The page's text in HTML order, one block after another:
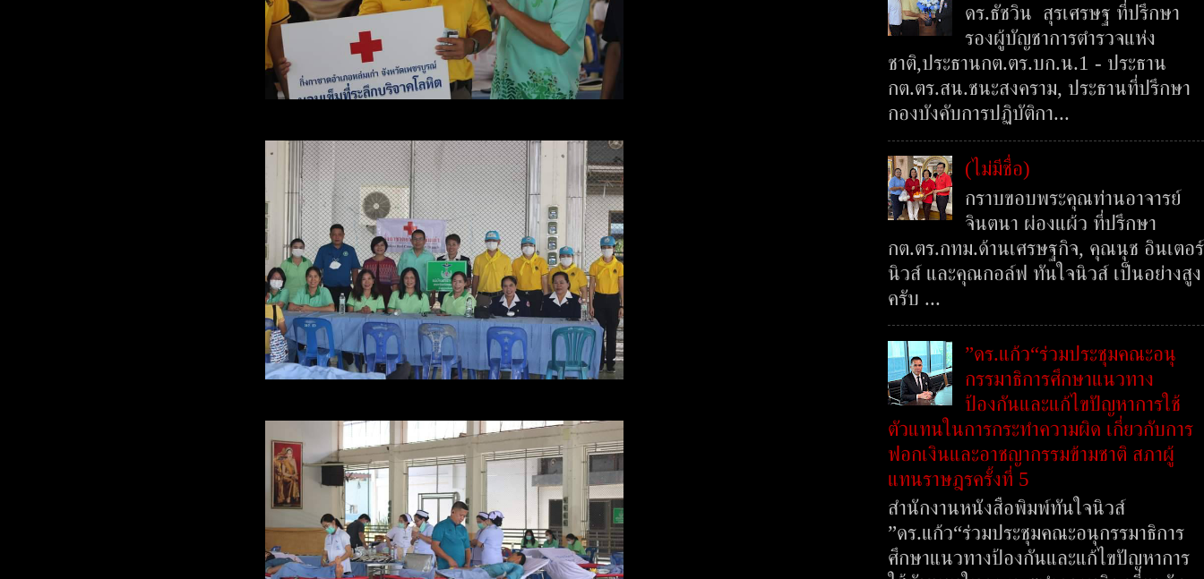
ดร.ธัชวิน สุรเศรษฐ ที่ปรึกษา
รองผู้บัญชาการตำรวจแห่ง
ชาติ,ประธานกต.ตร.บก.น.1 - ประธาน
กต.ตร.สน.ชนะสงคราม, ประธานที่ปรึกษา
กองบังคับการปฏิบัติกา...
(ไม่มีชื่อ)
กราบขอบพระคุณท่านอาจารย์
จินตนา ผ่องแผ้ว ที่ปรึกษา
กต.ตร.กทม.ด้านเศรษฐกิจ, คุณนุช อินเตอร์
นิวส์ และคุณกอล์ฟ ทันใจนิวส์ เป็นอย่างสูง
ครับ ...
”ดร.แก้ว“ร่วมประชุมคณะอนุ
กรรมาธิการศึกษาแนวทาง
ป้องกันและแก้ไขปัญหาการใช้
ตัวแทนในการกระทำความผิด เกี่ยวกับการ
ฟอกเงินและอาชญากรรมข้ามชาติ สภาผู้
แทนราษฎรครั้งที่ 5
สำนักงานหนังสือพิมพ์ทันใจนิวส์
”ดร.แก้ว“ร่วมประชุมคณะอนุกรรมาธิการ
ศึกษาแนวทางป้องกันและแก้ไขปัญหาการ